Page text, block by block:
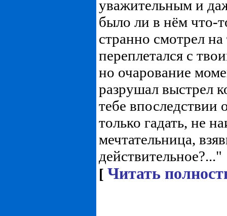
уважительным и
было ли в нём что-
странно смотрел на
переплетался с
но очарование
разрушал выстрел
тебе впоследствии
только гадать, не
мечтательница,
действительное?..."
[ Читать